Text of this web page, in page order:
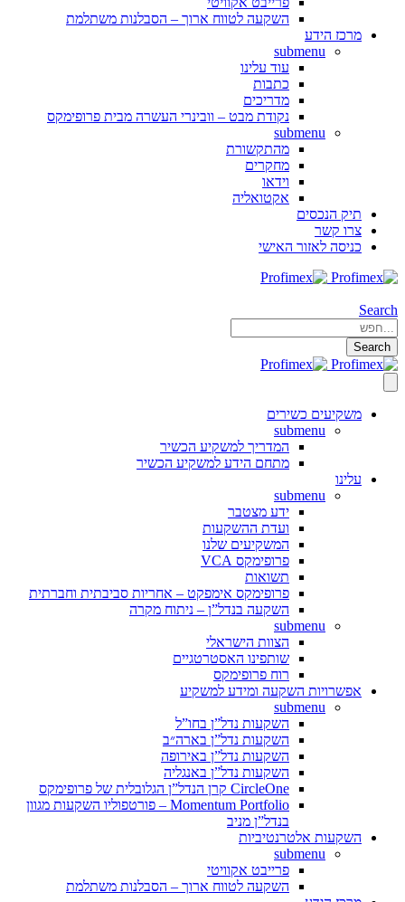
השקעה לטווח ארוך – הסבלנות משתלמת
מרכז הידע
submenu
עוד עלינו
כתבות
מדריכים
נקודת מבט – וובינרי העשרה מבית פרופימקס
submenu
מהתקשורת
מחקרים
וידאו
אקטואליה
תיק הנכסים
צרו קשר
כניסה לאזור האישי
Search
Search
משקיעים כשירים
submenu
המדריך למשקיע הכשיר
מתחם הידע למשקיע הכשיר
עלינו
submenu
ידע מצטבר
ועדת ההשקעות
המשקיעים שלנו
פרופימקס VCA
תשואות
פרופימקס אימפקט – אחריות סביבתית וחברתית
השקעה בנדל”ן – ניתוח מקרה
submenu
הצוות הישראלי
שותפינו האסטרטגיים
רוח פרופימקס
אפשרויות השקעה ומידע למשקיע
submenu
השקעות נדל”ן בחו”ל
השקעות נדל”ן בארה״ב
השקעות נדל”ן באירופה
השקעות נדל”ן באנגליה
CircleOne קרן הנדל”ן הגלובלית של פרופימקס
Momentum Portfolio – פורטפוליו השקעות מגוון
בנדל”ן מניב
השקעות אלטרנטיביות
submenu
פרייבט אקוויטי
השקעה לטווח ארוך – הסבלנות משתלמת